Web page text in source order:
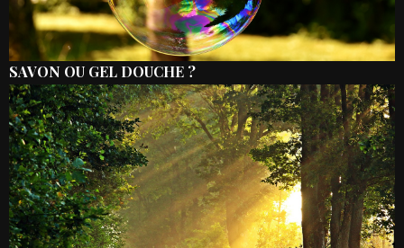
SAVON OU GEL DOUCHE ?